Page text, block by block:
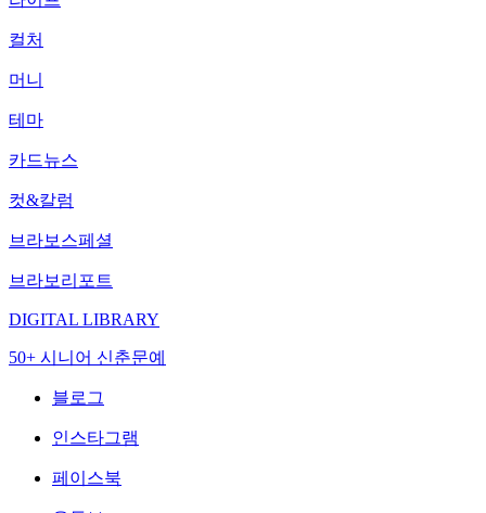
컬처
머니
테마
카드뉴스
컷&칼럼
브라보스페셜
브라보리포트
DIGITAL LIBRARY
50+ 시니어 신춘문예
블로그
인스타그램
페이스북